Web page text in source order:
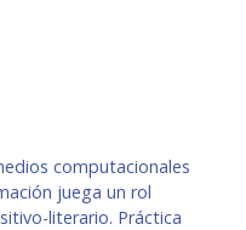
computacionales
juega un rol
literario. Práctica